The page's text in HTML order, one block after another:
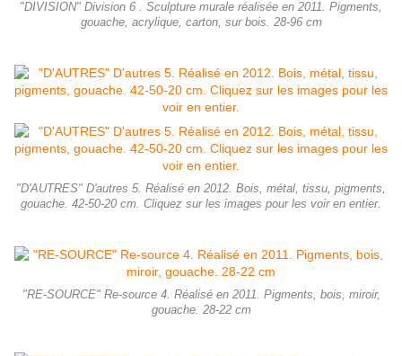
"DIVISION" Division 6 . Sculpture murale réalisée en 2011. Pigments,
gouache, acrylique, carton, sur bois. 28-96 cm
"D'AUTRES" D'autres 5. Réalisé en 2012. Bois, métal, tissu, pigments,
gouache. 42-50-20 cm. Cliquez sur les images pour les voir en entier.
"RE-SOURCE" Re-source 4. Réalisé en 2011. Pigments, bois, miroir,
gouache. 28-22 cm